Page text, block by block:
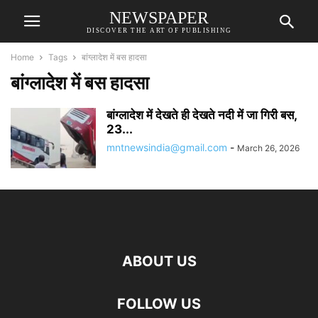
NEWSPAPER
DISCOVER THE ART OF PUBLISHING
Home Tags बांग्लादेश में बस हादसा
बांग्लादेश में बस हादसा
बांग्लादेश में देखते ही देखते नदी में जा गिरी बस,
23...
mntnewsindia@gmail.com - March 26, 2026
ABOUT US
FOLLOW US